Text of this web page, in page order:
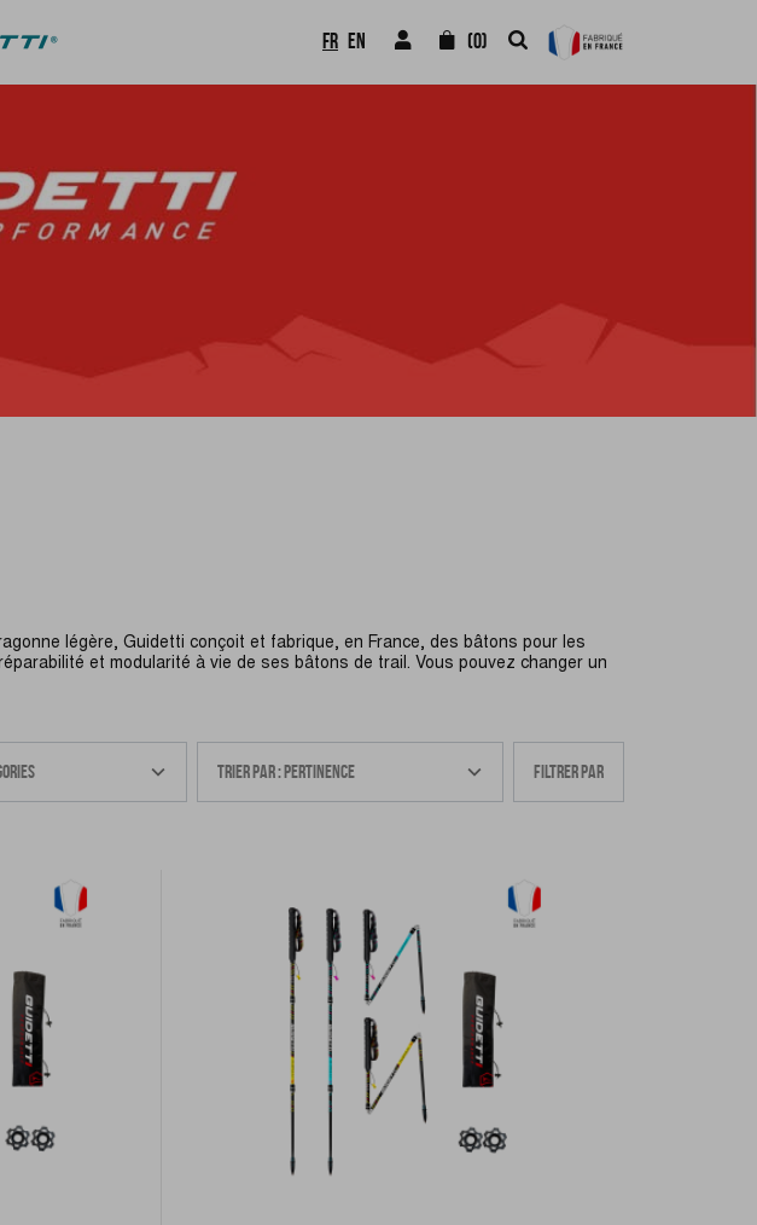
FR EN (0)
légère, Guidetti conçoit et fabrique, en France, des bâtons pour les
et modularité à vie de ses bâtons de trail. Vous pouvez changer un
FILTRER PAR